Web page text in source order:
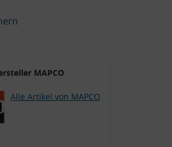
MAPCO
Alle Artikel von MAPCO